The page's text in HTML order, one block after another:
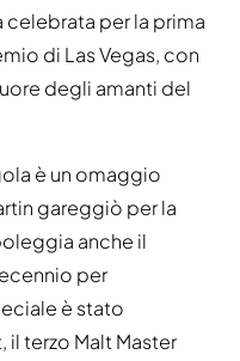
celebrata per la prima
di Las Vegas, con
degli amanti del
è un omaggio
gareggiò per la
anche il
per
è stato
terzo Malt Master